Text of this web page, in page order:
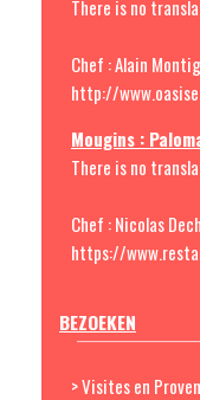
There is no
Chef : Alain
http://
Mougins :
There is no
Chef : Nicolas
https://
BEZOEKEN
> Visites en